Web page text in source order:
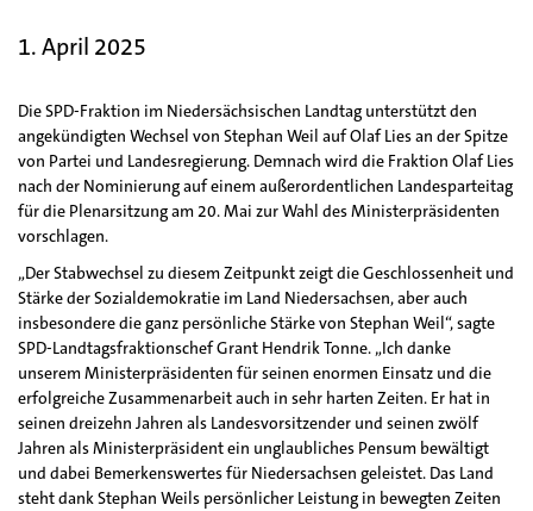
1. April 2025
Die SPD-Fraktion im Niedersächsischen Landtag unterstützt den
angekündigten Wechsel von Stephan Weil auf Olaf Lies an der Spitze
von Partei und Landesregierung. Demnach wird die Fraktion Olaf Lies
nach der Nominierung auf einem außerordentlichen Landesparteitag
für die Plenarsitzung am 20. Mai zur Wahl des Ministerpräsidenten
vorschlagen.
„Der Stabwechsel zu diesem Zeitpunkt zeigt die Geschlossenheit und
Stärke der Sozialdemokratie im Land Niedersachsen, aber auch
insbesondere die ganz persönliche Stärke von Stephan Weil“, sagte
SPD-Landtagsfraktionschef Grant Hendrik Tonne. „Ich danke
unserem Ministerpräsidenten für seinen enormen Einsatz und die
erfolgreiche Zusammenarbeit auch in sehr harten Zeiten. Er hat in
seinen dreizehn Jahren als Landesvorsitzender und seinen zwölf
Jahren als Ministerpräsident ein unglaubliches Pensum bewältigt
und dabei Bemerkenswertes für Niedersachsen geleistet. Das Land
steht dank Stephan Weils persönlicher Leistung in bewegten Zeiten